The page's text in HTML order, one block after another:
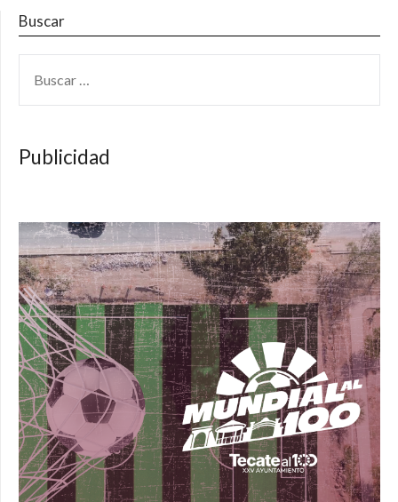
Buscar
Publicidad